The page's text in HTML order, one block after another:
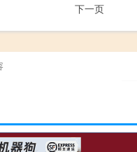
下一页